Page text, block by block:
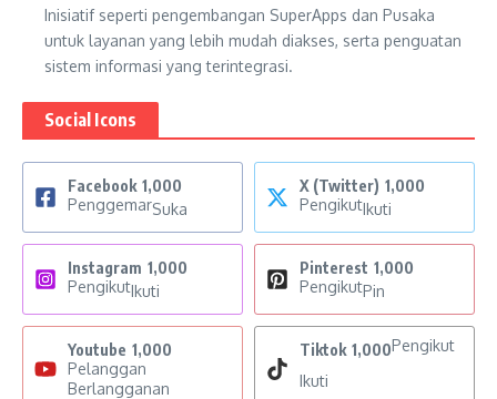
Inisiatif seperti pengembangan SuperApps dan Pusaka
untuk layanan yang lebih mudah diakses, serta penguatan
sistem informasi yang terintegrasi.
Social Icons
Facebook 1,000
PenggemarSuka
X (Twitter) 1,000
PengikutIkuti
Instagram 1,000
PengikutIkuti
Pinterest 1,000
PengikutPin
Youtube 1,000
Pelanggan
Berlangganan
Tiktok 1,000Pengikut
Ikuti